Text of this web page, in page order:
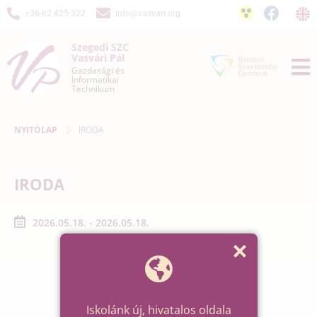
+36-62 425-322 info@vasvari.org
Szegedi SZC
Vasvári Pál
Gazdasági és
Informatikai
Technikum
NYITÓLAP IRODA
IRODA
2026.05.18. - 2026.05.18.
Iskolánk új, hivatalos oldala